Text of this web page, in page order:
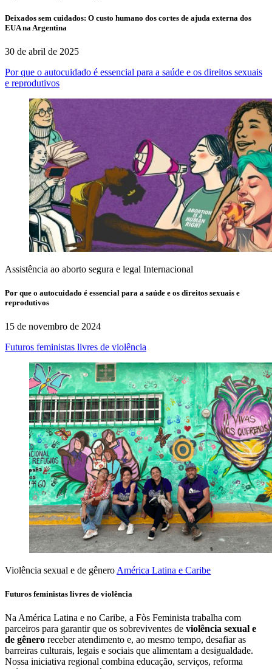
Deixados sem cuidados: O custo humano dos cortes de ajuda externa dos
EUA na Argentina
30 de abril de 2025
Por que o autocuidado é essencial para a saúde e os direitos sexuais
e reprodutivos
Assistência ao aborto segura e legal Internacional
Por que o autocuidado é essencial para a saúde e os direitos sexuais e
reprodutivos
15 de novembro de 2024
Futuros feministas livres de violência
Violência sexual e de gênero América Latina e Caribe
Futuros feministas livres de violência
Na América Latina e no Caribe, a Fòs Feminista trabalha com
parceiros para garantir que os sobreviventes de violência sexual e
de gênero receber atendimento e, ao mesmo tempo, desafiar as
barreiras culturais, legais e sociais que alimentam a desigualdade.
Nossa iniciativa regional combina educação, serviços, reforma